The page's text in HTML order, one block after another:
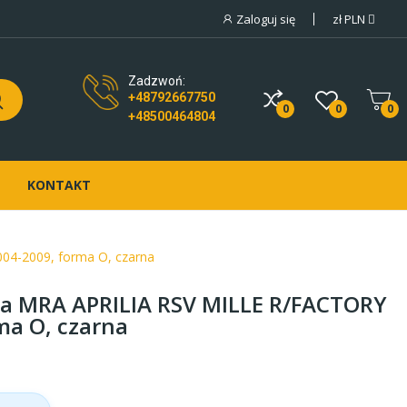
Zaloguj się złPLN
Zadzwoń:
+48792667750
+48500464804
0 0 0
KONTAKT
2009, forma O, czarna
APRILIA RSV MILLE R/FACTORY
O, czarna